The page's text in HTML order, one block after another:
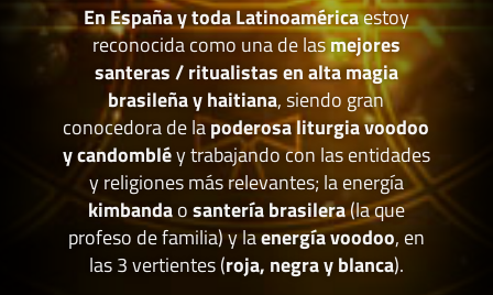
En España y toda Latinoaméricaestoy
reconocida como una de lasmejores
santeras / ritualistas en alta magia
brasileña y haitiana, siendo gran
conocedora de lapoderosa liturgia voodoo
y candombléy trabajando con las entidades
y religiones más relevantes; la energía
kimbandaosantería brasilera(la que
profeso de familia) y laenergía voodoo, en
las 3 vertientes (roja, negra y blanca).